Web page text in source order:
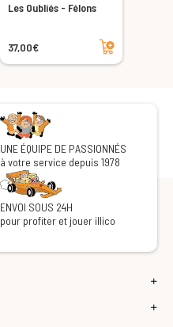
Les Oubliés - Félons
37,00€
Ajouter au panier
UNE ÉQUIPE DE PASSIONNÉS
à votre service depuis 1978
ENVOI SOUS 24H
pour profiter et jouer illico